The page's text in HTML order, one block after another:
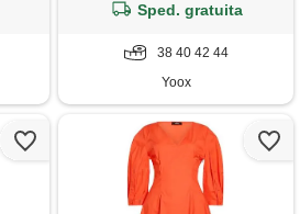
Sped. gratuita
38 40 42 44
Yoox